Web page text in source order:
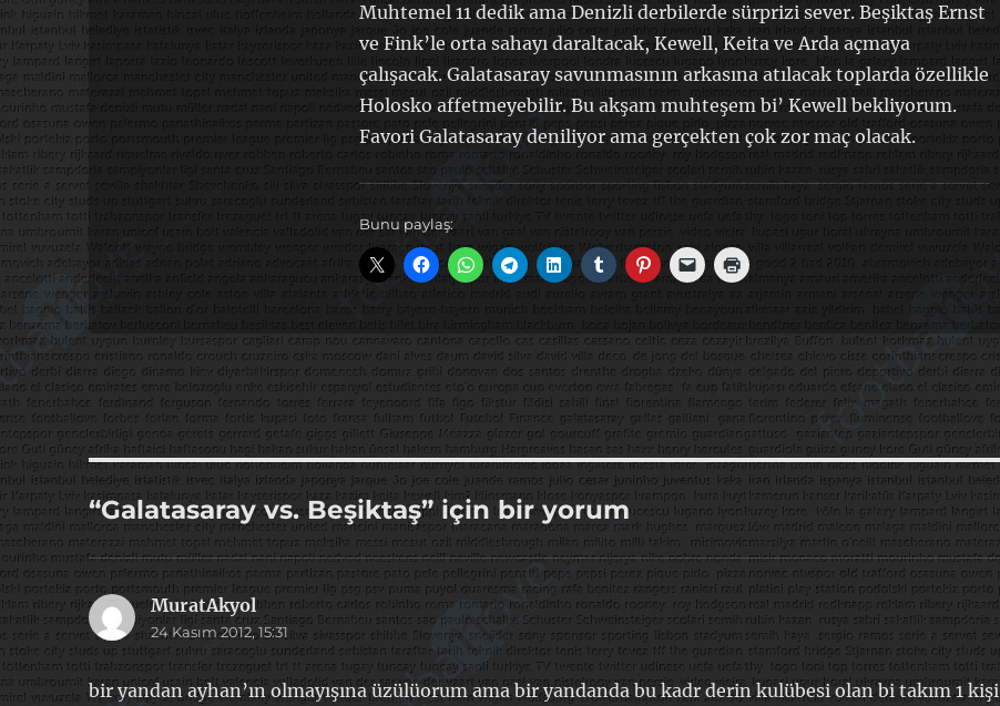
Muhtemel 11 dedik ama Denizli derbilerde sürprizi sever. Beşiktaş Ernst
ve Fink’le orta sahayı daraltacak, Kewell, Keita ve Arda açmaya
çalışacak. Galatasaray savunmasının arkasına atılacak toplarda özellikle
Holosko affetmeyebilir. Bu akşam muhteşem bi’ Kewell bekliyorum.
Favori Galatasaray deniliyor ama gerçekten çok zor maç olacak.
Bunu paylaş:
“Galatasaray vs. Beşiktaş” için bir yorum
MuratAkyoldedi
ki:
24 Kasım 2012, 15:31
bir yandan ayhan’ın olmayışına üzülüorum ama bir yandanda bu kadr derin kulübesi olan bi takım 1 kişi